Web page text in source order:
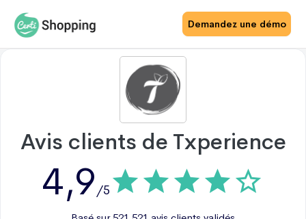
Demandez une démo
Avis clients de Txperience
4,9 /5